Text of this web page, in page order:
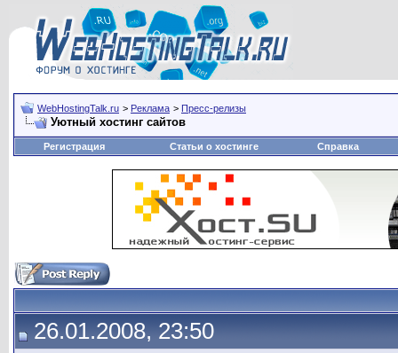
WebHostingTalk.ru > Реклама > Пресс-релизы
Уютный хостинг сайтов
Регистрация Статьи о хостинге Справка
26.01.2008, 23:50